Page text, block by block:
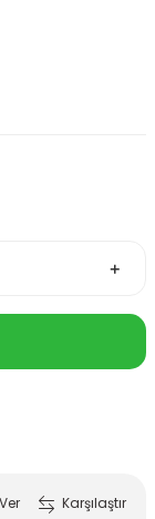
Karşılaştır